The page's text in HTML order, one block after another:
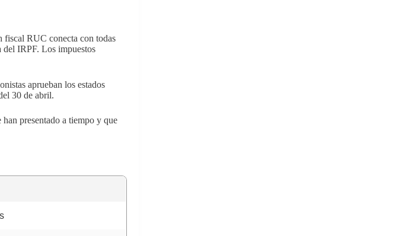
fiscal RUC conecta con todas
del IRPF. Los impuestos
aprueban los estados
30 de abril.
presentado a tiempo y que